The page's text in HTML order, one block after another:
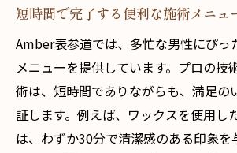
短時間で完了する便利な施術メニュ
Amber表参道では、多忙な男性にぴっ
メニューを提供しています。プロの技
術は、短時間でありながらも、満足の
証します。例えば、ワックスを使用し
は、わずか30分で清潔感のある印象